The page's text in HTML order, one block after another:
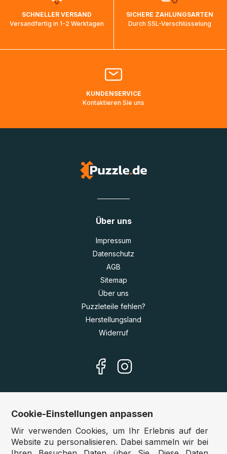
ankommen und von der dortigen Zustellorganisation weiter
bearbeitet werden.
Bitte kontaktieren Sie denKundenservicefalls Ihr Paket
Lieferadressen in Deutschland oder Europa mehrere Tage
SCHNELLER VERSAND
Versandfertig in 1-2 Werktagen
SICHERE ZAHLUNGSARTEN
Durch SSL-Verschlüsselung
KUNDENSERVICE
Kontaktieren Sie uns
Über uns
Impressum
Datenschutz
AGB
Sitemap
Über uns
Puzzleteile fehlen?
Herstellungsland
Widerruf
Unsere Shops
Deutschland:www.puzzle.de
Cookie-Einstellungen anpassen
Wir verwenden Cookies, um Ihr Erlebnis auf der
Website zu personalisieren. Dabei sammeln wir bei